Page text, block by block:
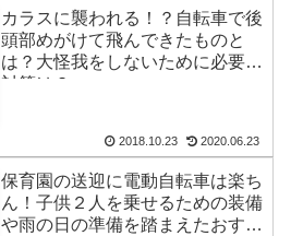
カラスに襲われる！？自転車で後
頭部めがけて飛んできたものと
は？大怪我をしないために必要な
対策は？
2018.10.23 2020.06.23
保育園の送迎に電動自転車は楽ち
ん！子供２人を乗せるための装備
や雨の日の準備を踏まえたおすす